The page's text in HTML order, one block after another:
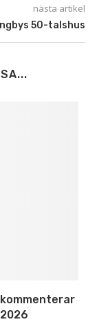
nästa artikel
50-talshus